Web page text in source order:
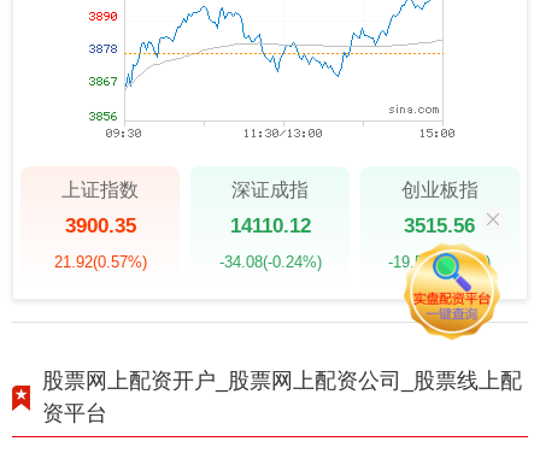
上证指数
3900.35
21.92(0.57%)
深证成指
14110.12
-34.08(-0.24%)
创业板指
3515.56
-19.58(-0.55%)
股票网上配资开户_股票网上配资公司_股票线上配
资平台